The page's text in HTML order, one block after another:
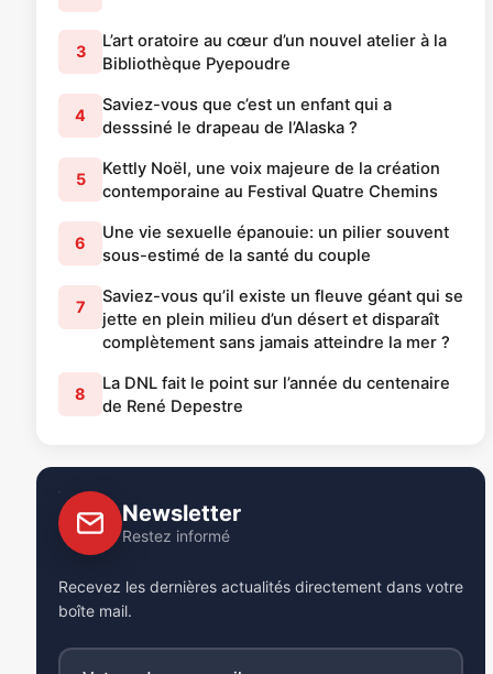
3
L’art oratoire au cœur d’un nouvel atelier à la
Bibliothèque Pyepoudre
4
Saviez-vous que c’est un enfant qui a
desssiné le drapeau de l’Alaska ?
5
Kettly Noël, une voix majeure de la création
contemporaine au Festival Quatre Chemins
6
Une vie sexuelle épanouie: un pilier souvent
sous-estimé de la santé du couple
7
Saviez-vous qu’il existe un fleuve géant qui se
jette en plein milieu d’un désert et disparaît
complètement sans jamais atteindre la mer ?
8
La DNL fait le point sur l’année du centenaire
de René Depestre
Newsletter
Restez informé
Recevez les dernières actualités directement dans votre
boîte mail.